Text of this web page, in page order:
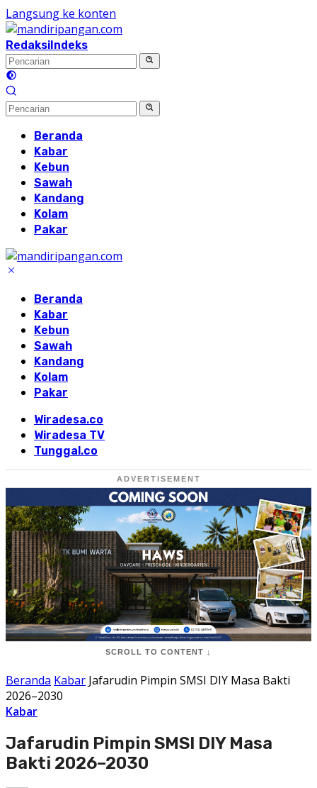
Langsung ke konten
RedaksiIndeks
Beranda
Kabar
Kebun
Sawah
Kandang
Kolam
Pakar
Beranda
Kabar
Kebun
Sawah
Kandang
Kolam
Pakar
Wiradesa.co
Wiradesa TV
Tunggal.co
ADVERTISEMENT
SCROLL TO CONTENT ↓
Beranda Kabar Jafarudin Pimpin SMSI DIY Masa Bakti
2026–2030
Kabar
Jafarudin Pimpin SMSI DIY Masa
Bakti 2026–2030